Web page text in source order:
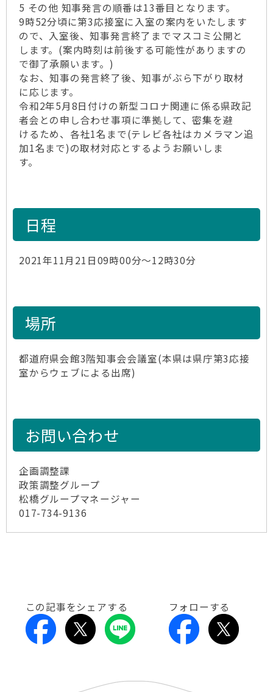
5 その他 知事発言の順番は13番目となります。
9時52分頃に第3応接室に入室の案内をいたします
ので、入室後、知事発言終了までマスコミ公開と
します。(案内時刻は前後する可能性がありますの
で御了承願います。)
なお、知事の発言終了後、知事がぶら下がり取材
に応じます。
令和2年5月8日付けの新型コロナ関連に係る県政記
者会との申し合わせ事項に準拠して、密集を避
けるため、各社1名まで(テレビ各社はカメラマン追
加1名まで)の取材対応とするようお願いしま
す。
日程
2021年11月21日09時00分～12時30分
場所
都道府県会館3階知事会会議室(本県は県庁第3応接
室からウェブによる出席)
お問い合わせ
企画調整課
政策調整グループ
松橋グループマネージャー
017-734-9136
この記事をシェアする フォローする